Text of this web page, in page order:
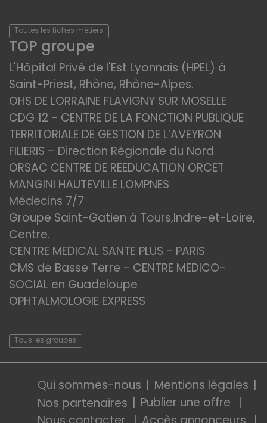
Toutes les fiches métiers
TOP groupe
L'Hôpital Privé de l'Est Lyonnais (HPEL) à
Saint-Priest, Rhône, Rhône-Alpes.
OHS DE LORRAINE FLAVIGNY SUR MOSELLE
CDG 12 - CENTRE DE LA FONCTION PUBLIQUE
TERRITORIALE DE GESTION DE L’AVEYRON
FILIERIS – Direction Régionale du Nord
ORSAC CENTRE DE REEDUCATION ORCET
MANGINI HAUTEVILLE LOMPNES
Médecins 7/7
Groupe Saint-Gatien à Tours,Indre-et-Loire,
Centre.
CENTRE MEDICAL SANTE PLUS - PARIS
CMS de Basse Terre - CENTRE MEDICO-
SOCIAL en Guadeloupe
OPHTALMOLOGIE EXPRESS
Tous les groupes
Qui sommes-nous
Mentions légales
Nos partenaires
Publier une offre